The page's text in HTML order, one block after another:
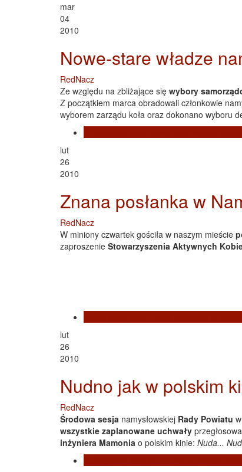
mar
04
2010
Nowe-stare władze
RedNacz
Ze względu na zbliżające się wybory
Z początkiem marca obradowali członkowie
wyborem zarządu koła oraz dokonano wyboru
lut
26
2010
Znana posłanka w
RedNacz
W miniony czwartek gościła w naszym mieście
zaproszenie Stowarzyszenia Aktywnych
lut
26
2010
Nudno jak w polskim
RedNacz
Środowa sesja namysłowskiej Rady Powiatu
wszystkie zaplanowane uchwały
inżyniera Mamonia o polskim kinie: Nuda...